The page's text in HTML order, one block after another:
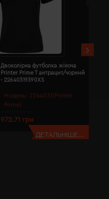
Модель: 2264031(Printer
Prime)
Двоколірна футболка жіноча
Printer Prime T антрацит/чорний
- 22640319390XS
972.71 грн
ДЕТАЛЬНІШЕ...